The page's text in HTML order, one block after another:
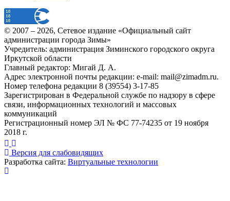
© 2007 – 2026, Сетевое издание «Официальный сайт
администрации города Зимы»
Учредитель: администрация Зиминского городского округа
Иркутской области
Главный редактор: Мигай Д. А.
Адрес электронной почты редакции: e-mail: mail@zimadm.ru.
Номер телефона редакции 8 (39554) 3-17-85
Зарегистрирован в Федеральной службе по надзору в сфере
связи, информационных технологий и массовых
коммуникаций
Регистрационный номер ЭЛ № ФС 77-74235 от 19 ноября
2018 г.
Версия для слабовидящих
Разработка сайта: Виртуальные технологии